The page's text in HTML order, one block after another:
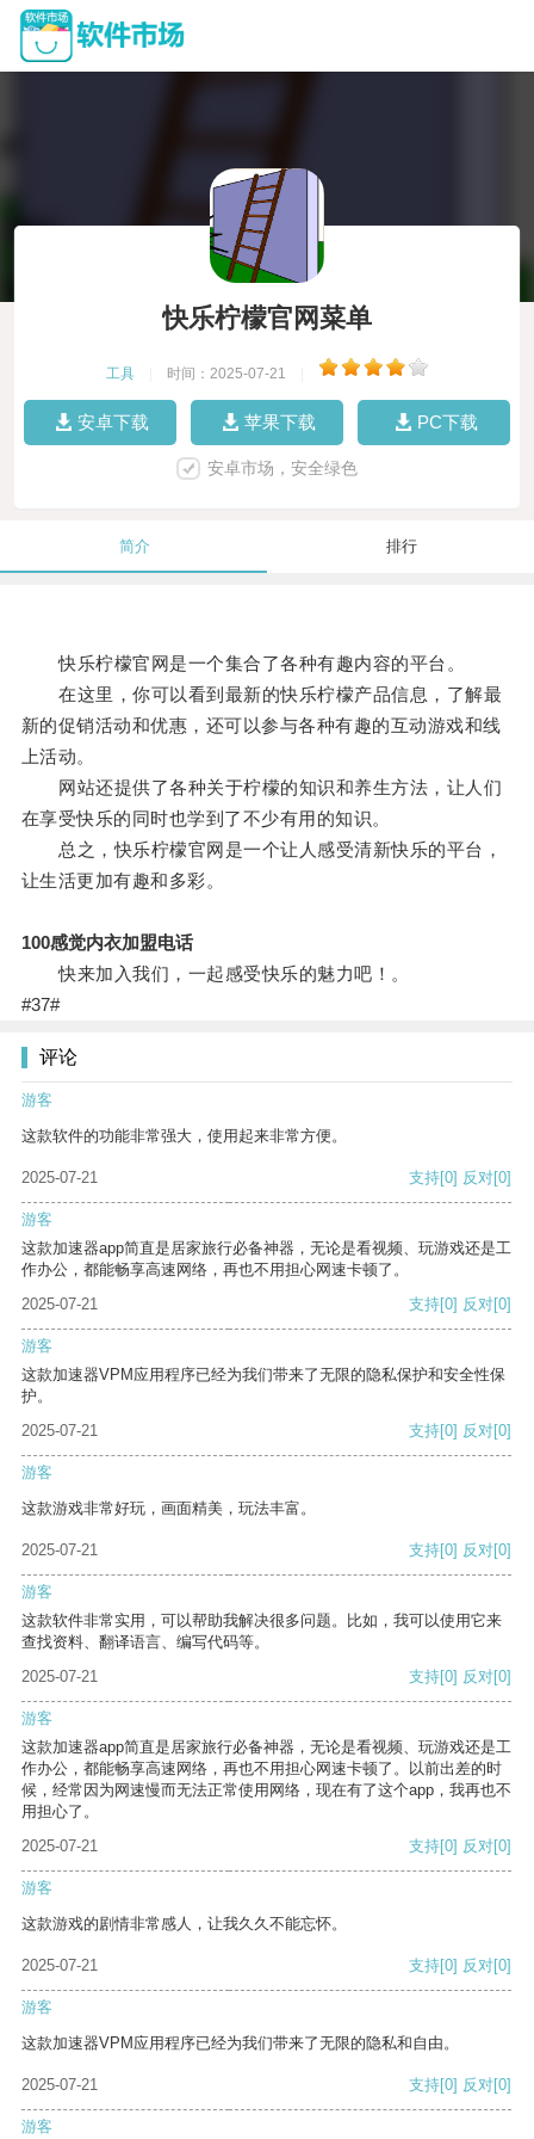
快乐柠檬官网菜单
工具 时间：2025-07-21
安卓下载 苹果下载 PC下载
安卓市场，安全绿色
简介 排行
快乐柠檬官网是一个集合了各种有趣内容的平台。
在这里，你可以看到最新的快乐柠檬产品信息，了解最
新的促销活动和优惠，还可以参与各种有趣的互动游戏和线
上活动。
网站还提供了各种关于柠檬的知识和养生方法，让人们
在享受快乐的同时也学到了不少有用的知识。
总之，快乐柠檬官网是一个让人感受清新快乐的平台，
让生活更加有趣和多彩。
100感觉内衣加盟电话
快来加入我们，一起感受快乐的魅力吧！。
#37#
评论
游客
这款软件的功能非常强大，使用起来非常方便。
2025-07-21 支持[0] 反对[0]
游客
这款加速器app简直是居家旅行必备神器，无论是看视频、玩游戏还是工
作办公，都能畅享高速网络，再也不用担心网速卡顿了。
2025-07-21
支持[0] 反对[0]
游客
这款加速器VPM应用程序已经为我们带来了无限的隐私保护和安全性保
护。
2025-07-21
支持[0] 反对[0]
游客
这款游戏非常好玩，画面精美，玩法丰富。
2025-07-21 支持[0] 反对[0]
游客
这款软件非常实用，可以帮助我解决很多问题。比如，我可以使用它来
查找资料、翻译语言、编写代码等。
2025-07-21
支持[0] 反对[0]
游客
这款加速器app简直是居家旅行必备神器，无论是看视频、玩游戏还是工
作办公，都能畅享高速网络，再也不用担心网速卡顿了。以前出差的时
候，经常因为网速慢而无法正常使用网络，现在有了这个app，我再也不
用担心了。
2025-07-21
支持[0] 反对[0]
游客
这款游戏的剧情非常感人，让我久久不能忘怀。
2025-07-21 支持[0] 反对[0]
游客
这款加速器VPM应用程序已经为我们带来了无限的隐私和自由。
2025-07-21 支持[0] 反对[0]
游客